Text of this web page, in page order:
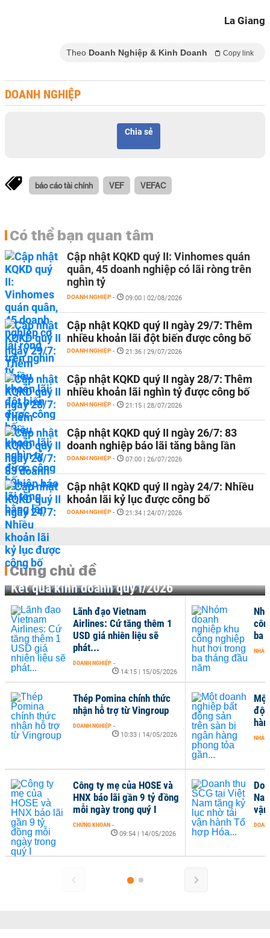
La Giang
Theo Doanh Nghiệp & Kinh Doanh Copy link
DOANH NGHIỆP
Chia sẻ
báo cáo tài chính VEF VEFAC
Có thể bạn quan tâm
Cập nhật KQKD quý II: Vinhomes quán
quân, 45 doanh nghiệp có lãi ròng trên
nghìn tỷ
DOANH NGHIỆP - 09:00 | 02/08/2026
Cập nhật KQKD quý II ngày 29/7: Thêm
nhiều khoản lãi đột biến được công bố
DOANH NGHIỆP - 21:36 | 29/07/2026
Cập nhật KQKD quý II ngày 28/7: Thêm
nhiều khoản lãi nghìn tỷ được công bố
DOANH NGHIỆP - 21:15 | 28/07/2026
Cập nhật KQKD quý II ngày 26/7: 83
doanh nghiệp báo lãi tăng bằng lần
DOANH NGHIỆP - 07:00 | 26/07/2026
Cập nhật KQKD quý II ngày 24/7: Nhiều
khoản lãi kỷ lục được công bố
DOANH NGHIỆP - 21:34 | 24/07/2026
Cùng chủ đề
Kết quả kinh doanh quý I/2026
Lãnh đạo Vietnam
Airlines: Cứ tăng thêm 1
USD giá nhiên liệu sẽ
phát...
DOANH NGHIỆP -
14:15 | 15/05/2026
Thép Pomina chính thức
nhận hỗ trợ từ Vingroup
DOANH NGHIỆP -
10:33 | 14/05/2026
Công ty mẹ của HOSE và
HNX báo lãi gần 9 tỷ đồng
mỗi ngày trong quý I
CHỨNG KHOÁN -
09:54 | 14/05/2026
ba
NHÀ
NHÀ